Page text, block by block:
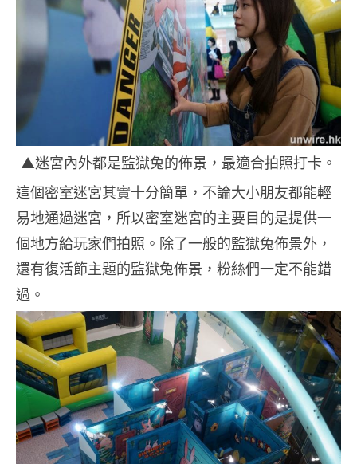
▲迷宮內外都是監獄兔的佈景，最適合拍照打卡。
這個密室迷宮其實十分簡單，不論大小朋友都能輕
易地通過迷宮，所以密室迷宮的主要目的是提供一
個地方給玩家們拍照。除了一般的監獄兔佈景外，
還有復活節主題的監獄兔佈景，粉絲們一定不能錯
過。